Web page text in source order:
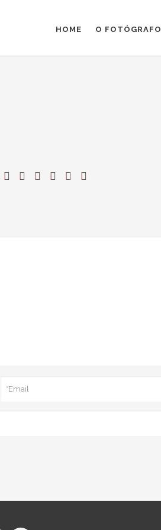
HOME O FOTÓGRAFO